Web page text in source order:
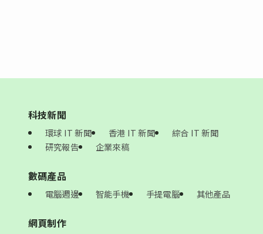
科技新聞
環球 IT 新聞 香港 IT 新聞
綜合 IT 新聞
研究報告
企業來稿
數碼產品
電腦週邊 智能手機 手提電腦 其他產品
網頁制作